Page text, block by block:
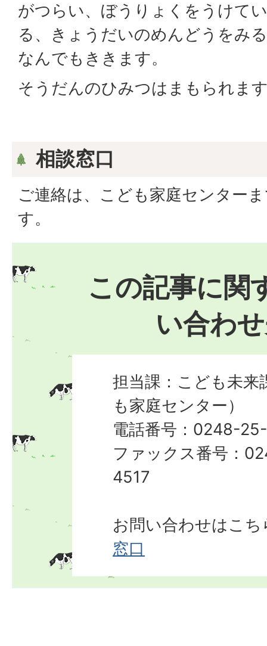
がつらい、ぼうりょくをうけて
る、きょうだいのめんどうをみ
なんでもききます。
そうだんのひみつはまもられま
相談窓口
ご連絡は、こども家庭センター
す。
この記事に関
い合わ
担当課：こども未来
も家庭センター）
電話番号：0248-
ファックス番号：
4517
お問い合わせはこち
窓口